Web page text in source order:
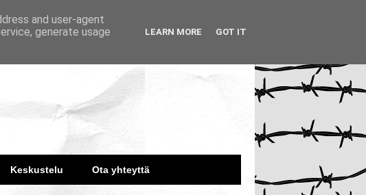
Keskustelu Ota yhteyttä
and user-agent
generate usage
LEARN MORE GOT IT